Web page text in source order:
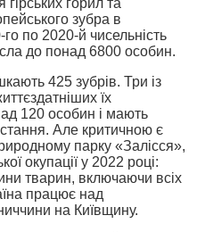
горил та
зубра в
по 2020-й чисельність
до понад 6800 особин.
425 зубрів. Три із
їх
120 особин і мають
Але критичною є
парку «Залісся»,
окупації у 2022 році:
тварин, включаючи всіх
працює над
на Київщину.